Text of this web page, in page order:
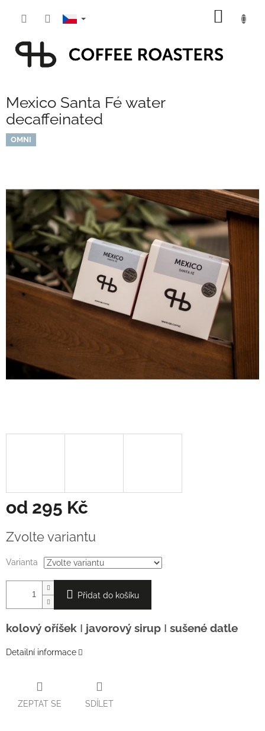
Mexico Santa Fé water
decaffeinated
OMNI
od 295 Kč
cena:
Zvolte variantu
Varianta
Přidat do košíku
kolový oříšek Ι javorový sirup Ι sušené datle
Detailní informace
ZEPTAT SE SDÍLET